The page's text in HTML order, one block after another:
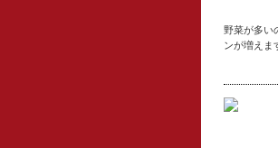
野菜が多い
ンが増えま